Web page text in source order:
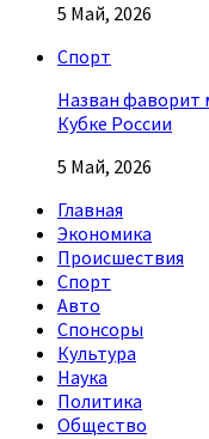
5 Май, 2026
Спорт
Назван фаворит
Кубке России
5 Май, 2026
Главная
Экономика
Происшествия
Спорт
Авто
Спонсоры
Культура
Наука
Политика
Общество